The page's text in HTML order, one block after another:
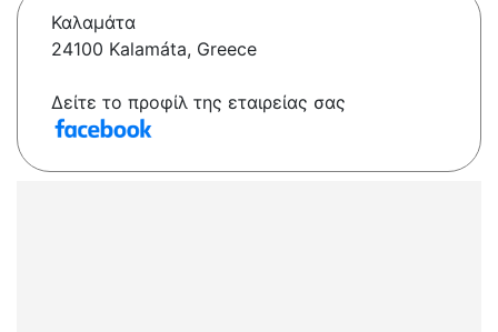
Καλαμάτα
24100 Kalamáta, Greece
Δείτε το προφίλ της εταιρείας σας